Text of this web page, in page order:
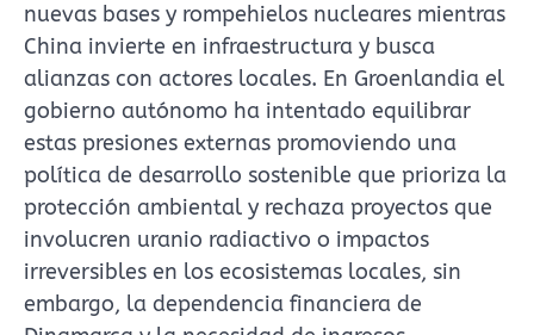
nuevas bases y rompehielos nucleares mientras
China invierte en infraestructura y busca
alianzas con actores locales. En Groenlandia el
gobierno autónomo ha intentado equilibrar
estas presiones externas promoviendo una
política de desarrollo sostenible que prioriza la
protección ambiental y rechaza proyectos que
involucren uranio radiactivo o impactos
irreversibles en los ecosistemas locales, sin
embargo, la dependencia financiera de